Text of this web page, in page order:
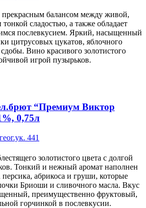
прекрасным балансом между живой,
сладостью, а также обладает
послевкусием. Яркий, насыщенный
цитрусовых цукатов, яблочного
Вино красивого золотистого
игрой пузырьков.
“Премиум Виктор
0,75л
441
золотистого цвета с долгой
Тонкий и нежный аромат наполнен
абрикоса и груши, которые
Бриоши и сливочного масла. Вкус
преимущественно фруктовый,
горчинкой в послевкусии.